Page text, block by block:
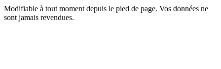
Modifiable à tout moment depuis le pied de page. Vos données ne
sont jamais revendues.